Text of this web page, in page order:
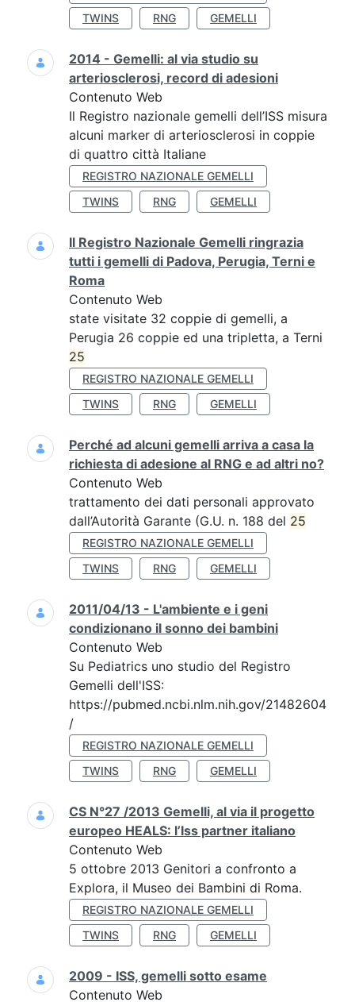
TWINS
RNG GEMELLI
2014 - Gemelli: al via studio su
arteriosclerosi, record di adesioni
Contenuto Web
Il Registro nazionale gemelli dell’ISS misura
alcuni marker di arteriosclerosi in coppie
di quattro città Italiane
REGISTRO NAZIONALE GEMELLI
TWINS
RNG GEMELLI
Il Registro Nazionale Gemelli ringrazia
tutti i gemelli di Padova, Perugia, Terni e
Roma
Contenuto Web
state visitate 32 coppie di gemelli, a
Perugia 26 coppie ed una tripletta, a Terni
25
REGISTRO NAZIONALE GEMELLI
TWINS
RNG GEMELLI
Perché ad alcuni gemelli arriva a casa la
richiesta di adesione al RNG e ad altri no?
Contenuto Web
trattamento dei dati personali approvato
dall’Autorità Garante (G.U. n. 188 del 25
REGISTRO NAZIONALE GEMELLI
TWINS
RNG GEMELLI
2011/04/13 - L'ambiente e i geni
condizionano il sonno dei bambini
Contenuto Web
Su Pediatrics uno studio del Registro
Gemelli dell'ISS:
https://pubmed.ncbi.nlm.nih.gov/21482604
/
REGISTRO NAZIONALE GEMELLI
TWINS
RNG GEMELLI
CS N°27 /2013 Gemelli, al via il progetto
europeo HEALS: l’Iss partner italiano
Contenuto Web
5 ottobre 2013 Genitori a confronto a
Explora, il Museo dei Bambini di Roma.
REGISTRO NAZIONALE GEMELLI
TWINS
RNG GEMELLI
2009 - ISS, gemelli sotto esame
Contenuto Web